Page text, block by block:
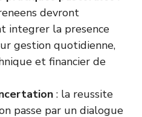
devront
integrer la presence
gestion quotidienne,
et financier de
: la reussite
passe par un dialogue